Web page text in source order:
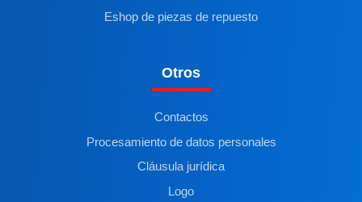
Eshop de piezas de repuesto
Otros
Contactos
Procesamiento de datos personales
Cláusula jurídica
Logo